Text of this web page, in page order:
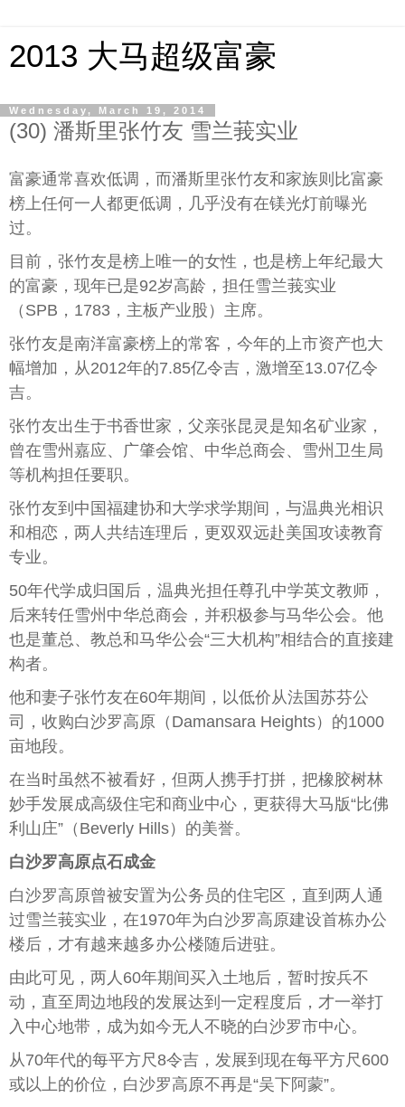
2013 大马超级富豪
Wednesday, March 19, 2014
(30) 潘斯里张竹友 雪兰莪实业
富豪通常喜欢低调，而潘斯里张竹友和家族则比富豪
榜上任何一人都更低调，几乎没有在镁光灯前曝光
过。
目前，张竹友是榜上唯一的女性，也是榜上年纪最大
的富豪，现年已是92岁高龄，担任雪兰莪实业
（SPB，1783，主板产业股）主席。
张竹友是南洋富豪榜上的常客，今年的上市资产也大
幅增加，从2012年的7.85亿令吉，激增至13.07亿令
吉。
张竹友出生于书香世家，父亲张昆灵是知名矿业家，
曾在雪州嘉应、广肇会馆、中华总商会、雪州卫生局
等机构担任要职。
张竹友到中国福建协和大学求学期间，与温典光相识
和相恋，两人共结连理后，更双双远赴美国攻读教育
专业。
50年代学成归国后，温典光担任尊孔中学英文教师，
后来转任雪州中华总商会，并积极参与马华公会。他
也是董总、教总和马华公会“三大机构”相结合的直接建
构者。
他和妻子张竹友在60年期间，以低价从法国苏芬公
司，收购白沙罗高原（Damansara Heights）的1000
亩地段。
在当时虽然不被看好，但两人携手打拼，把橡胶树林
妙手发展成高级住宅和商业中心，更获得大马版“比佛
利山庄”（Beverly Hills）的美誉。
白沙罗高原点石成金
白沙罗高原曾被安置为公务员的住宅区，直到两人通
过雪兰莪实业，在1970年为白沙罗高原建设首栋办公
楼后，才有越来越多办公楼随后进驻。
由此可见，两人60年期间买入土地后，暂时按兵不
动，直至周边地段的发展达到一定程度后，才一举打
入中心地带，成为如今无人不晓的白沙罗市中心。
从70年代的每平方尺8令吉，发展到现在每平方尺600
或以上的价位，白沙罗高原不再是“吴下阿蒙”。